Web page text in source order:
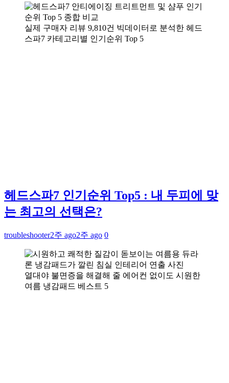
실제 구매자 리뷰 9,810건 빅데이터로 분석한 헤드
스파7 카테고리별 인기순위 Top 5
헤드스파7 인기순위 Top5 : 내 두피에 맞
는 최고의 선택은?
troubleshooter2주 ago2주 ago 0
열대야 불면증을 해결해 줄 에어컨 없이도 시원한
여름 냉감패드 베스트 5